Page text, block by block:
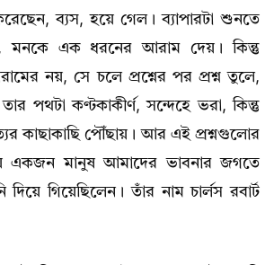
করেছেন, ব্যস, হয়ে গেল। ব্যাপারটা শুনতে
মনকে এক ধরনের আরাম দেয়। কিন্তু
নয়, সে চলে প্রশ্নের পর প্রশ্ন তুলে,
পথটা কণ্টকাকীর্ণ, সন্দেহে ভরা, কিন্তু
কাছাকাছি পৌঁছায়। আর এই প্রশ্নগুলোর
একজন মানুষ আমাদের ভাবনার জগতে
দিয়ে গিয়েছিলেন। তাঁর নাম চার্লস রবার্ট